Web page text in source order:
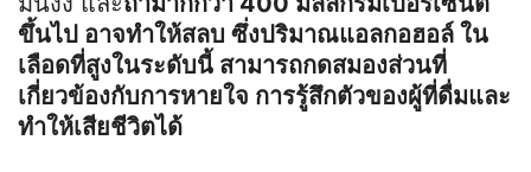
ขึ้นไป อาจทำให้สลบ ซึ่งปริมาณแอลกอฮอล์ ใน
เลือดที่สูงในระดับนี้ สามารถกดสมองส่วนที่
เกี่ยวข้องกับการหายใจ การรู้สึกตัวของผู้ที่ดื่มและ
ทำให้เสียชีวิตได้